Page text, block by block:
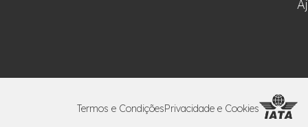
Termos e CondiçõesPrivacidade e Cookies